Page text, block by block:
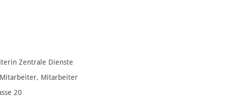
Zentrale Dienste
Mitarbeiter
20